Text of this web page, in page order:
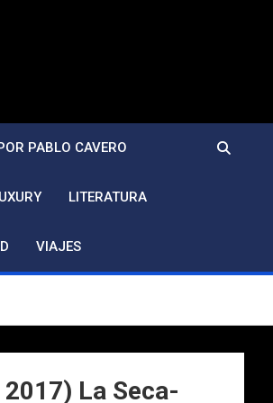
PABLO CAVERO
LITERATURA
VIAJES
La Seca-